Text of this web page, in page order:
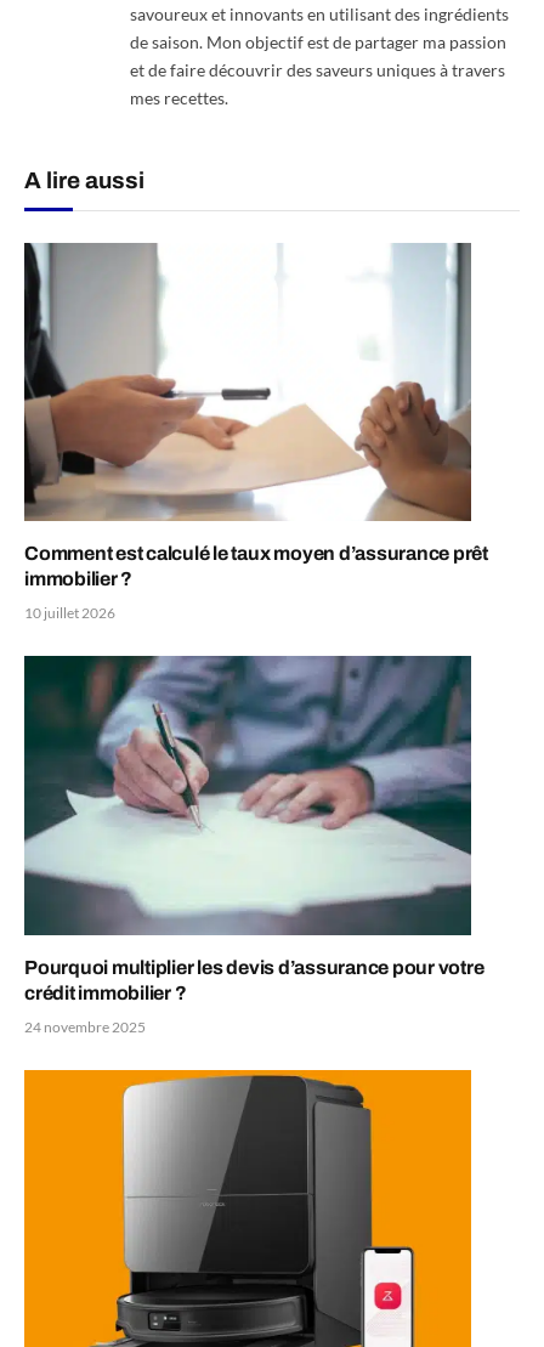
savoureux et innovants en utilisant des ingrédients
de saison. Mon objectif est de partager ma passion
et de faire découvrir des saveurs uniques à travers
mes recettes.
A lire aussi
Comment est calculé le taux moyen d’assurance prêt
immobilier ?
10 juillet 2026
Pourquoi multiplier les devis d’assurance pour votre
crédit immobilier ?
24 novembre 2025